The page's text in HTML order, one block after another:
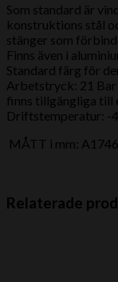
Som standard är
konstruktions stål
stänger som
Finns även i
Standard färg för
Arbetstryck: 21
finns tillgängliga till
Driftstemperatur: -
MÅTT i mm:
Relaterade